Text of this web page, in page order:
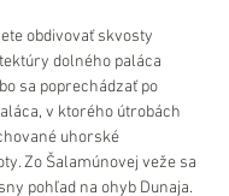
obdivovať skvosty
dolného paláca
sa poprechádzať po
v ktorého útrobách
uhorské
Zo Šalamúnovej veže sa
pohľad na ohyb Dunaja.